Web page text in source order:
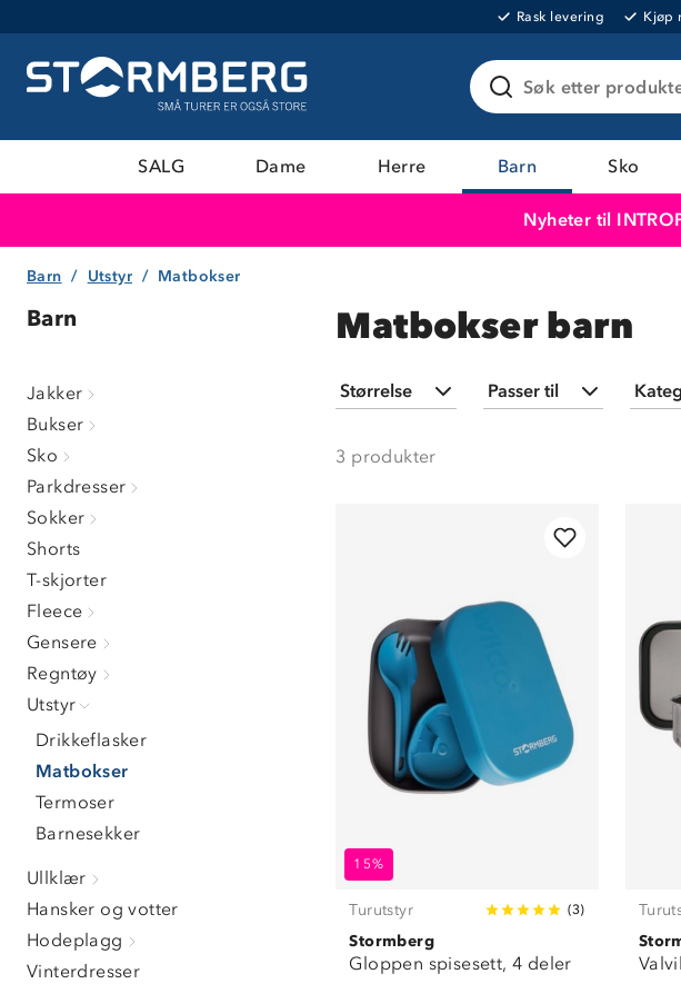
Rask levering Kjøp
Søk etter
SALG Dame Herre Barn Sko
Nyheter til
Barn Utstyr Matbokser
Barn
Jakker
Bukser
Sko
Parkdresser
Sokker
Shorts
T-skjorter
Fleece
Gensere
Regntøy
Utstyr
Drikkeflasker
Matbokser
Termoser
Barnesekker
Ullklær
Hansker og votter
Hodeplagg
Vinterdresser
Matbokser barn
Størrelse
One Size
Passer til
3 produkter
15%
Turutstyr (3)
Stormberg
Gloppen spisesett, 4 deler